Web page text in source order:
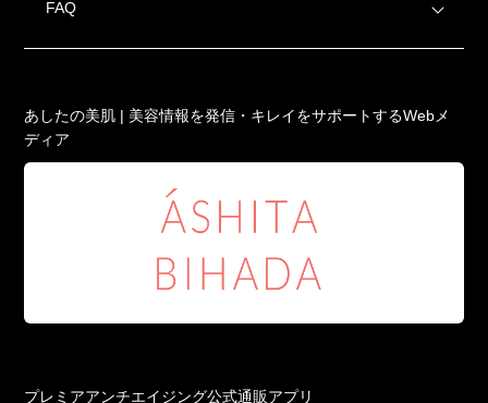
FAQ
あしたの美肌 | 美容情報を発信・キレイをサポートするWebメ
ディア
プレミアアンチエイジング公式通販アプリ